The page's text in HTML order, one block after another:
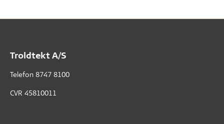
Troldtekt A/S
Telefon 8747 8100
CVR 45810011